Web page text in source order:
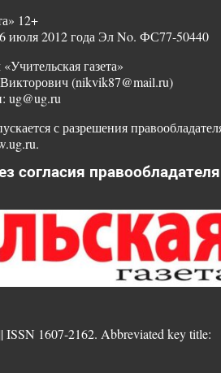
12+
июля 2012 года Эл No. ФС77-50440
газета»
(nikvik87@mail.ru)
ug@ug.ru
с разрешения
согласия правообладателя
ISSN 1607-2162. Abbreviated key title: